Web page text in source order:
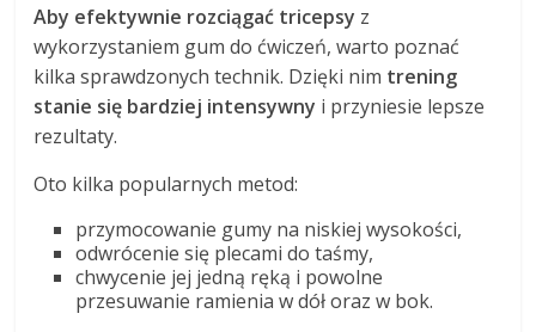
Aby efektywnie rozciągać tricepsy z
wykorzystaniem gum do ćwiczeń, warto poznać
kilka sprawdzonych technik. Dzięki nim trening
stanie się bardziej intensywny i przyniesie lepsze
rezultaty.
Oto kilka popularnych metod:
przymocowanie gumy na niskiej wysokości,
odwrócenie się plecami do taśmy,
chwycenie jej jedną ręką i powolne
przesuwanie ramienia w dół oraz w bok.